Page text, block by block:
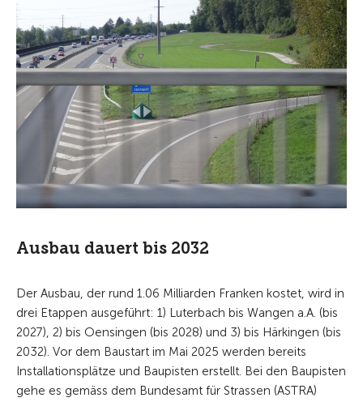
Ausbau dauert bis 2032
Der Ausbau, der rund 1.06 Milliarden Franken kostet, wird in
drei Etappen ausgeführt: 1) Luterbach bis Wangen a.A. (bis
2027), 2) bis Oensingen (bis 2028) und 3) bis Härkingen (bis
2032). Vor dem Baustart im Mai 2025 werden bereits
Installationsplätze und Baupisten erstellt. Bei den Baupisten
gehe es gemäss dem Bundesamt für Strassen (ASTRA)